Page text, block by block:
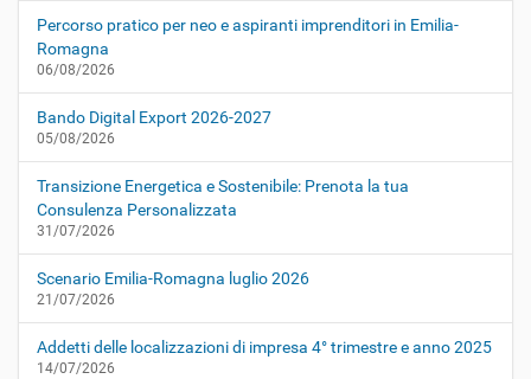
Percorso pratico per neo e aspiranti imprenditori in Emilia-
Romagna
06/08/2026
Bando Digital Export 2026-2027
05/08/2026
Transizione Energetica e Sostenibile: Prenota la tua
Consulenza Personalizzata
31/07/2026
Scenario Emilia-Romagna luglio 2026
21/07/2026
Addetti delle localizzazioni di impresa 4° trimestre e anno 2025
14/07/2026